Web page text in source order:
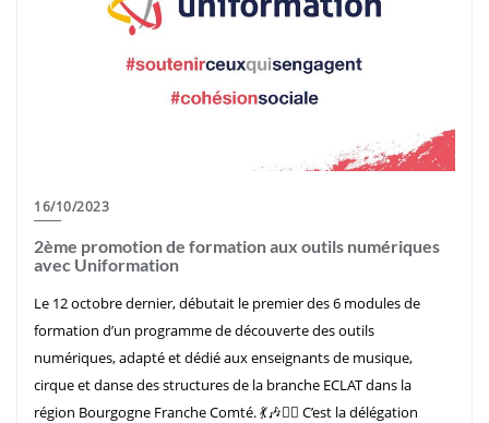
16/10/2023
2ème promotion de formation aux outils numériques
avec Uniformation
Le 12 octobre dernier, débutait le premier des 6 modules de
formation d’un programme de découverte des outils
numériques, adapté et dédié aux enseignants de musique,
cirque et danse des structures de la branche ECLAT dans la
région Bourgogne Franche Comté. 💃🎶🤹‍♀️ C’est la délégation